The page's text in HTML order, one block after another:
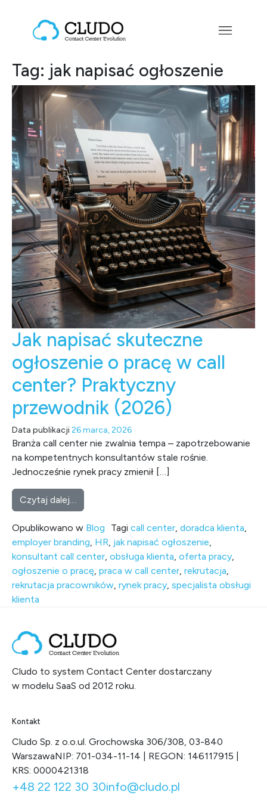
Main Navigation
Tag: jak napisać ogłoszenie
Jak napisać skuteczne
ogłoszenie o pracę w call
center? Praktyczny
przewodnik (2026)
Data publikacji26 marca, 2026
Branża call center nie zwalnia tempa – zapotrzebowanie
na kompetentnych konsultantów stale rośnie.
Jednocześnie rynek pracy zmienił […]
Czytaj dalej…
Opublikowano w Blog Tagi call center, doradca klienta,
employer branding, HR, jak napisać ogłoszenie,
konsultant call center, obsługa klienta, oferta pracy,
ogłoszenie o pracę, praca w call center, rekrutacja,
rekrutacja pracowników, rynek pracy, specjalista obsługi
klienta
Cludo to system Contact Center dostarczany
w modelu SaaS od 2012 roku.
Kontakt
Cludo Sp. z o.o.ul. Grochowska 306/308, 03-840
WarszawaNIP: 701-034-11-14 | REGON: 146117915 |
KRS: 0000421318
+48 22 122 30 30info@cludo.pl